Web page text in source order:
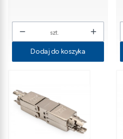
szt.
Dodaj do koszyka